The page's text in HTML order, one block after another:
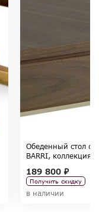
Обеденный стол
BARRI, коллекция
189 800 ₽
Получить скидку
в наличии